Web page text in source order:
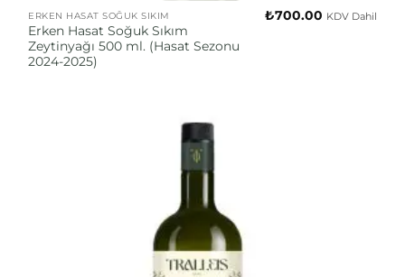
ERKEN HASAT SOĞUK SIKIM
Erken Hasat Soğuk Sıkım
Zeytinyağı 500 ml. (Hasat Sezonu
2024-2025)
₺700.00 KDV Dahil